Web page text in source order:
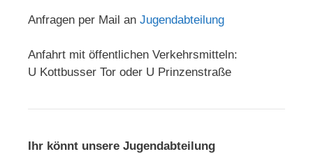
Anfragen per Mail an Jugendabteilung
Anfahrt mit öffentlichen Verkehrsmitteln:
U Kottbusser Tor oder U Prinzenstraße
Ihr könnt unsere Jugendabteilung